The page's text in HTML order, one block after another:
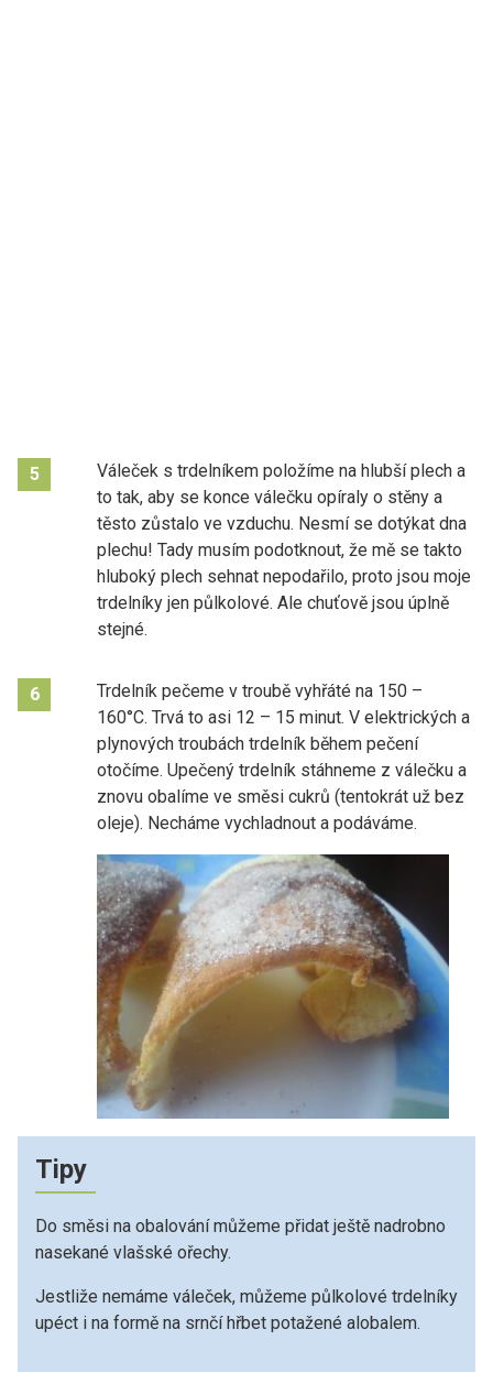
5
Váleček s trdelníkem položíme na hlubší plech a
to tak, aby se konce válečku opíraly o stěny a
těsto zůstalo ve vzduchu. Nesmí se dotýkat dna
plechu! Tady musím podotknout, že mě se takto
hluboký plech sehnat nepodařilo, proto jsou moje
trdelníky jen půlkolové. Ale chuťově jsou úplně
stejné.
6
Trdelník pečeme v troubě vyhřáté na 150 –
160°C. Trvá to asi 12 – 15 minut. V elektrických a
plynových troubách trdelník během pečení
otočíme. Upečený trdelník stáhneme z válečku a
znovu obalíme ve směsi cukrů (tentokrát už bez
oleje). Necháme vychladnout a podáváme.
Tipy
Do směsi na obalování můžeme přidat ještě nadrobno
nasekané vlašské ořechy.
Jestliže nemáme váleček, můžeme půlkolové trdelníky
upéct i na formě na srnčí hřbet potažené alobalem.